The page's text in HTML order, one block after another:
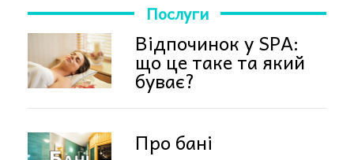
Послуги
Відпочинок у SPA:
що це таке та який
буває?
Про бані